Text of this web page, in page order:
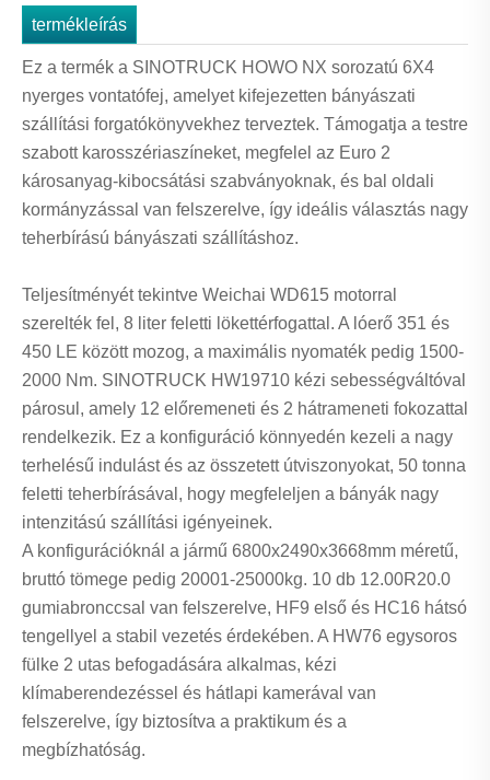
termékleírás
Ez a termék a SINOTRUCK HOWO NX sorozatú 6X4
nyerges vontatófej, amelyet kifejezetten bányászati ​​
szállítási forgatókönyvekhez terveztek. Támogatja a testre
szabott karosszériaszíneket, megfelel az Euro 2
károsanyag-kibocsátási szabványoknak, és bal oldali
kormányzással van felszerelve, így ideális választás nagy
teherbírású bányászati ​​szállításhoz.
Teljesítményét tekintve Weichai WD615 motorral
szerelték fel, 8 liter feletti lökettérfogattal. A lóerő 351 és
450 LE között mozog, a maximális nyomaték pedig 1500-
2000 Nm. SINOTRUCK HW19710 kézi sebességváltóval
párosul, amely 12 előremeneti és 2 hátrameneti fokozattal
rendelkezik. Ez a konfiguráció könnyedén kezeli a nagy
terhelésű indulást és az összetett útviszonyokat, 50 tonna
feletti teherbírásával, hogy megfeleljen a bányák nagy
intenzitású szállítási igényeinek.
A konfigurációknál a jármű 6800x2490x3668mm méretű,
bruttó tömege pedig 20001-25000kg. 10 db 12.00R20.0
gumiabronccsal van felszerelve, HF9 első és HC16 hátsó
tengellyel a stabil vezetés érdekében. A HW76 egysoros
fülke 2 utas befogadására alkalmas, kézi
klímaberendezéssel és hátlapi kamerával van
felszerelve, így biztosítva a praktikum és a
megbízhatóság.